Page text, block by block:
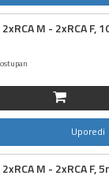
M - 2xRCA F,
Uporedi
M - 2xRCA F,